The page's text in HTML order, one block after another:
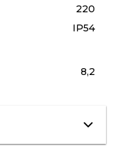
220
IP54
8,2